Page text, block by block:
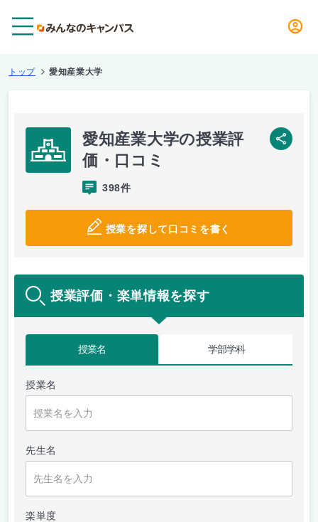
トップ 愛知産業大学
愛知産業大学の授業評
価・口コミ
398件
授業を探して口コミを書く
SNS
授業評価・楽単情報を探す
授業名 学部学科
授業名
先生名
楽単度